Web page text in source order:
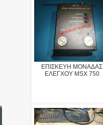
ΕΠΙΣΚΕΥΗ ΜΟΝΑΔΑΣ
ΕΛΕΓΧΟΥ MSX 750